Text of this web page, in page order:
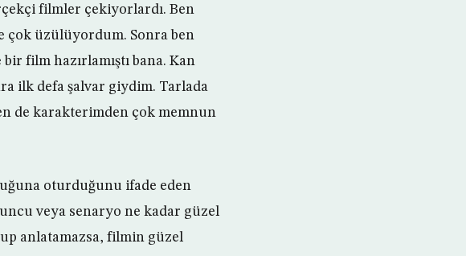
filmler çekiyorlardı. Ben
çok üzülüyordum. Sonra ben
film hazırlamıştı bana. Kan
ilk defa şalvar giydim. Tarlada
de karakterimden çok memnun
oturduğunu ifade eden
veya senaryo ne kadar güzel
anlatamazsa, filmin güzel